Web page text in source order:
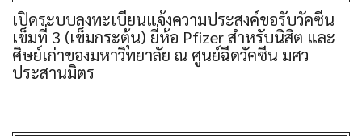
เปิดระบบลงทะเบียนแจ้งความประสงค์ขอรับวัคซีน
เข็มที่ 3 (เข็มกระตุ้น) ยี่ห้อ Pfizer สำหรับนิสิต และ
ศิษย์เก่าของมหาวิทยาลัย ณ ศูนย์ฉีดวัคซีน มศว
ประสานมิตร